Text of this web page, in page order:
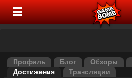
Профиль Блог Обзоры
Достижения
Трансляции